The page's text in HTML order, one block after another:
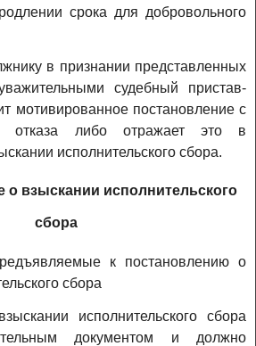
срока для добровольного
в признании представленных
судебный пристав-
мотивированное постановление с
отказа либо отражает это в
исполнительского сбора.
о взыскании исполнительского
сбора
к постановлению о
сбора
исполнительского сбора
документом и должно